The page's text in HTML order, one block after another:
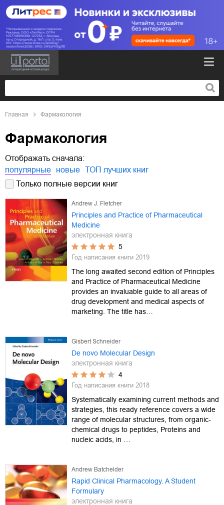
Главная Фармакология
Фармакология
Отображать сначала:
популярные
новые ТОП лучших книг
Только полные версии книг
Andrew J. Fletcher
Principles and Practice of Pharmaceutical
Medicine
электронная книга
5
Год написания книги 2019
The long awaited second edition of Principles
and Practice of Pharmaceutical Medicine
provides an invaluable guide to all areas of
drug development and medical aspects of
marketing. The title has…
Gisbert Schneider
De novo Molecular Design
электронная книга
4
Год написания книги 2018
Systematically examining current methods and
strategies, this ready reference covers a wide
range of molecular structures, from organic-
chemical drugs to peptides, Proteins and
nucleic acids, in …
Andrew Batchelder
Rapid Clinical Pharmacology. A Student
Formulary
электронная книга